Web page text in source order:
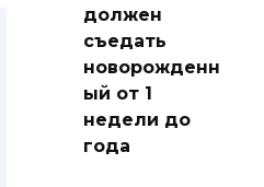
должен
съедать
новорожденн
ый от 1
недели до
года